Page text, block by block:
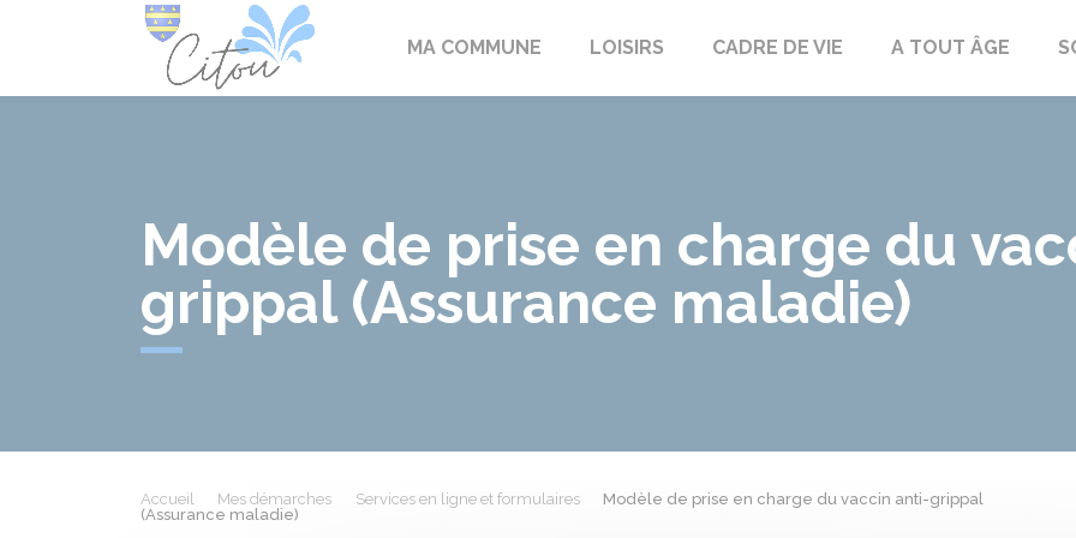
MA COMMUNE LOISIRS CADRE DE VIE A TOUT ÂGE
Modèle de prise en charge du
grippal (Assurance maladie)
Accueil Mes démarches Services en ligne et formulaires
Modèle de prise en charge du vaccin anti-grippal
(Assurance maladie)